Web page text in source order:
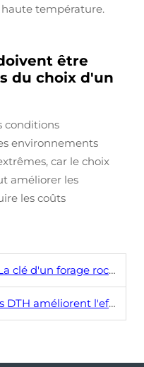
haute température.
être
du choix d'un
conditions
environnements
car le choix
améliorer les
les coûts
forage rocheux efficace
de forage dans la roche dure